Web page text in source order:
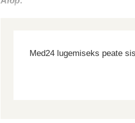
Med24 lugemiseks peate